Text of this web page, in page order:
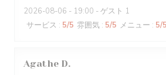
2026-08-06 - 19:00 - ゲスト 1
サービス : 5/5 雰囲気 : 5/5 メニュー : 5/5
Agathe D